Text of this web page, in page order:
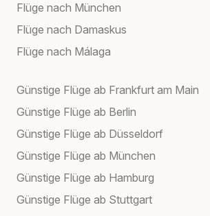
Flüge nach München
Flüge nach Damaskus
Flüge nach Málaga
Günstige Flüge ab Frankfurt am Main
Günstige Flüge ab Berlin
Günstige Flüge ab Düsseldorf
Günstige Flüge ab München
Günstige Flüge ab Hamburg
Günstige Flüge ab Stuttgart